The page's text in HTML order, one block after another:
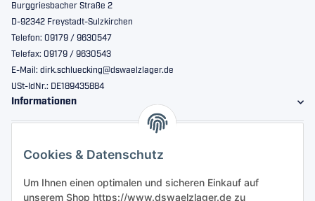
Cookies & Datenschutz
Um Ihnen einen optimalen und sicheren Einkauf auf
unserem Shop https://www.dswaelzlager.de zu
Burggriesbacher Straße 2
D-92342 Freystadt-Sulzkirchen
Telefon: 09179 / 9630547
Telefax: 09179 / 9630543
E-Mail: dirk.schluecking@dswaelzlager.de
USt-IdNr.: DE189435884
Informationen
Sicher bestellen